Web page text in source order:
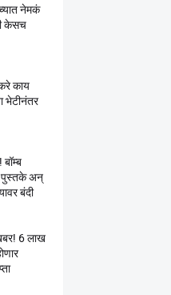
नेमकं
केसच
काय
भेटीनंतर
बॉम्ब
पुस्तके अन्
बंदी
6 लाख